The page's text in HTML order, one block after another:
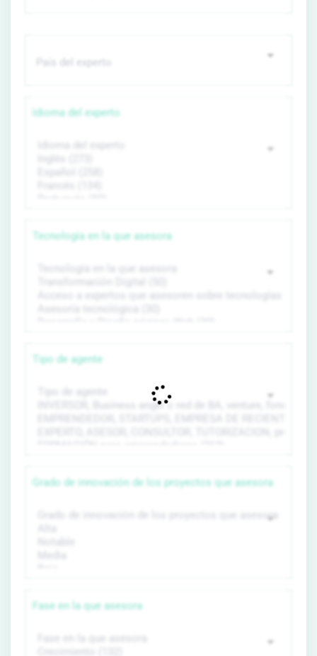
Idioma del experto
Tecnología en la que asesora
Tipo de agente
Grado de innovación de los proyectos que asesora
Fase en la que asesora